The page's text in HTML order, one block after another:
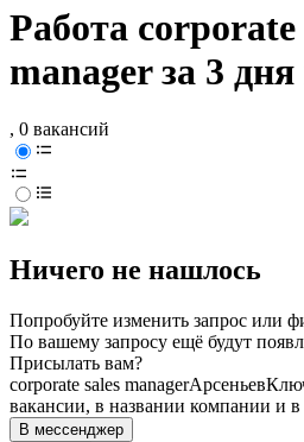
Работа corporate
manager за 3
, 0 вакансий
Ничего не нашлось
Попробуйте изменить запрос или
По вашему запросу ещё будут
Присылать вам?
corporate sales managerАрсеньев
вакансии, в названии компании и
В мессенджер